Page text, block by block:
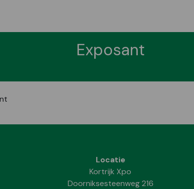
Exposant
Locatie
Kortrijk Xpo
Doorniksesteenweg 216